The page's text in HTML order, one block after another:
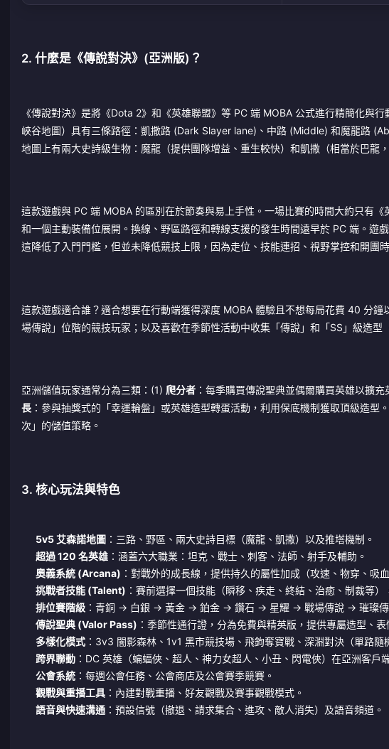
2. 什麼是《傳說對決》(亞洲版)？
《傳說對決》是將《Dota 2》和《英雄聯盟》等 PC 端 MOBA 公式進行精簡化與
峽谷地圖）具有三條路徑：凱撒路 (Dark Slayer lane)、中路 (Middle) 和魔龍路
地圖上有兩大史詩級生物：魔龍（提供團隊增益、重生較快）和凱撒（相當於巴龍
這款遊戲與 PC 端 MOBA 的區別在於節奏與易上手性。一場比賽的時間大約只有
和一個主動裝備位展開。換線、野區路徑和轉線支援的發生時間遠早於 PC 端。遊
這降低了入門門檻，但並未降低競技上限，因為走位、技能連招、視野掌控和開團
這款遊戲適合誰？適合想要在行動端獲得深度 MOBA 體驗且不想每局花費 40 分
場傳說」位階的競技玩家；以及喜歡在季節性活動中收集「傳說」和「SS」級造型
亞洲儲值玩家通常分為三類：(1) 爬分者 ：每季購買傳說聖典並偶爾購買英雄以擴充
長 ：參與抽獎式的「幸運輪盤」或英雄造型轉蛋活動，利用保底機制獲取頂級造
次」的儲值策略。
3. 核心玩法與特色
5v5 艾森諾地圖：三路、野區、兩大史詩目標（魔龍、凱撒）以及推塔機制。
超過 120 名英雄：涵蓋六大職業：坦克、戰士、刺客、法師、射手及輔助。
奧義系統 (Arcana) ：對戰外的成長線，提供持久的屬性加成（攻速、物穿、
挑戰者技能 (Talent) ：賽前選擇一個技能（瞬移、疾走、終結、治癒、制裁等
排位賽階級：青銅 → 白銀 → 黃金 → 鉑金 → 鑽石 → 星耀 → 戰場傳說 → 璀璨傳
傳說聖典 (Valor Pass) ：季節性通行證，分為免費與精英版，提供專屬造型、表
多樣化模式：3v3 闇影森林、1v1 黑市競技場、飛鉤奪寶戰、深淵對決（單路隨
跨界聯動：DC 英雄（蝙蝠俠、超人、神力女超人、小丑、閃電俠）在亞洲客戶
公會系統：每週公會任務、公會商店及公會賽季競賽。
觀戰與重播工具：內建對戰重播、好友觀戰及賽事觀戰模式。
語音與快速溝通：預設信號（撤退、請求集合、進攻、敵人消失）及語音頻道。